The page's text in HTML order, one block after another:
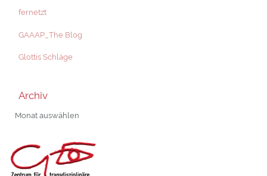
fernetzt
GAAAP_The Blog
Glottis Schläge
Archiv
Archiv